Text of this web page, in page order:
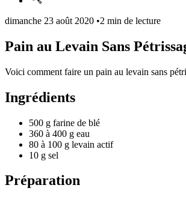
dimanche 23 août 2020 •2 min de lecture
Pain au Levain Sans
Voici comment faire un pain au levain sans
Ingrédients
500 g farine de blé
360 à 400 g eau
80 à 100 g levain actif
10 g sel
Préparation